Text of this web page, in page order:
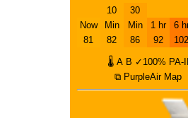
Now
81
10
Min
82
30
Min
86
1 hr
92
6
102
🌡 A B ✓100% PA-II
⧉ PurpleAir Map